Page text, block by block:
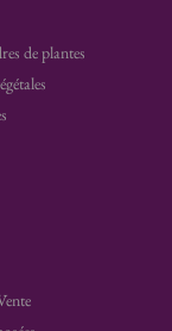
de plantes